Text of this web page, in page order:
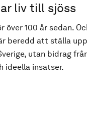
liv till sjöss
100 år sedan.
beredd att ställa
utan bidrag
ideella insatser.